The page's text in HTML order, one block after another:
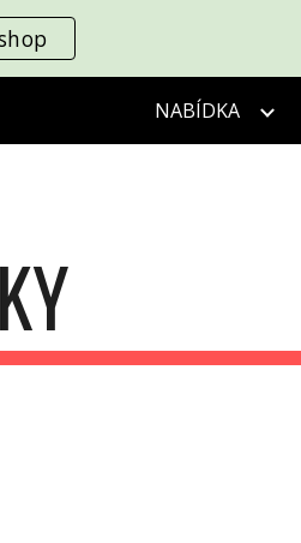
navigation
NABÍDKA